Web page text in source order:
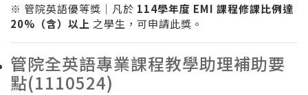
※ 管院英語優等獎｜凡於 114學年度 EMI 課程修課比例達
20%（含）以上 之學生，可申請此獎。
管院全英語專業課程教學助理補助要
點(1110524)